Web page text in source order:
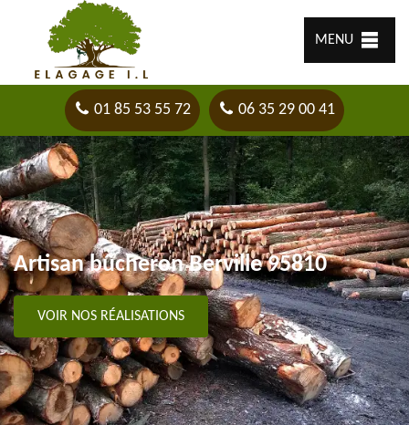
MENU
01 85 53 55 72 06 35 29 00 41
Artisan bûcheron Berville 95810
VOIR NOS RÉALISATIONS